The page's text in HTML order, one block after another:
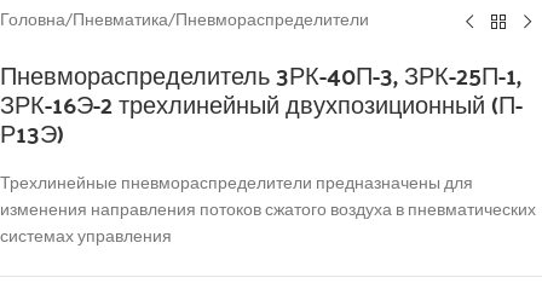
Головна/Пневматика/Пневмораспределители
Пневмораспределитель 3РК-40П-3, ЗРК-25П-1,
ЗРК-16Э-2 трехлинейный двухпозиционный (П-
Р13Э)
Трехлинейные пневмораспределители предназначены для
изменения направления потоков сжатого воздуха в пневматических
системах управления